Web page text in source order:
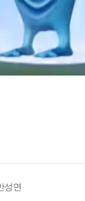
성면